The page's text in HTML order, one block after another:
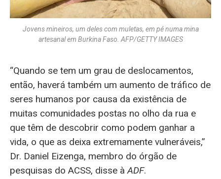
Jovens mineiros, um deles com muletas, em pé numa mina
artesanal em Burkina Faso. AFP/GETTY IMAGES
“Quando se tem um grau de deslocamentos,
então, haverá também um aumento de tráfico de
seres humanos por causa da existência de
muitas comunidades postas no olho da rua e
que têm de descobrir como podem ganhar a
vida, o que as deixa extremamente vulneráveis,”
Dr. Daniel Eizenga, membro do órgão de
pesquisas do ACSS, disse àADF.